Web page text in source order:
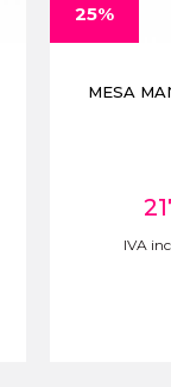
25%
MESA
IVA